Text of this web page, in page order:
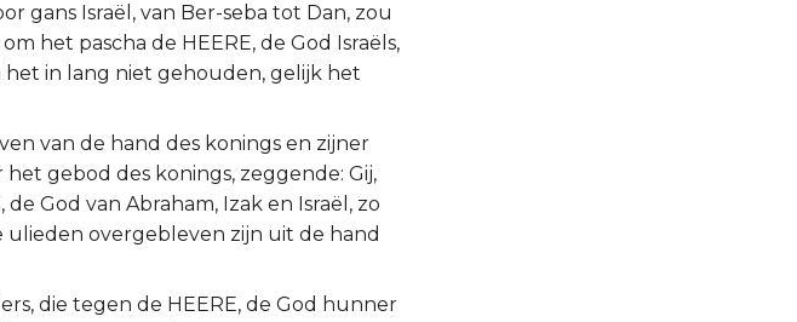
gans Israël, van Ber-seba tot Dan, zou
het pascha de HEERE, de God Israëls,
in lang niet gehouden, gelijk het
van de hand des konings en zijner
gebod des konings, zeggende: Gij,
God van Abraham, Izak en Israël, zo
overgebleven zijn uit de hand
die tegen de HEERE, de God hunner